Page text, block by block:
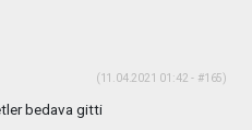
(11.04.2021 01:42 - #165)
bedava gitti